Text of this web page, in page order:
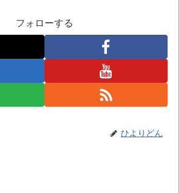
フォローする
ひよりどん